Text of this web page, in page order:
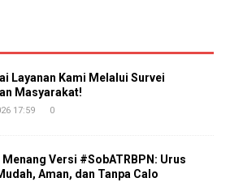
Layanan Kami Melalui Survei
Masyarakat!
17:59 0
Menang Versi #SobATRBPN: Urus
Aman, dan Tanpa Calo